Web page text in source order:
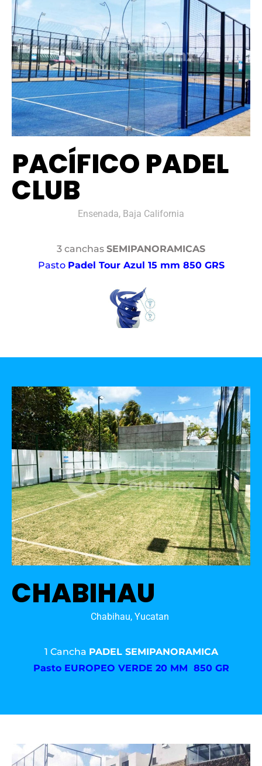
PACÍFICO PADEL
CLUB
Ensenada, Baja California
3 canchas SEMIPANORAMICAS
Pasto Padel Tour Azul 15 mm 850 GRS
CHABIHAU
Chabihau, Yucatan
1 Cancha PADEL SEMIPANORAMICA
Pasto EUROPEO VERDE 20 MM 850 GR